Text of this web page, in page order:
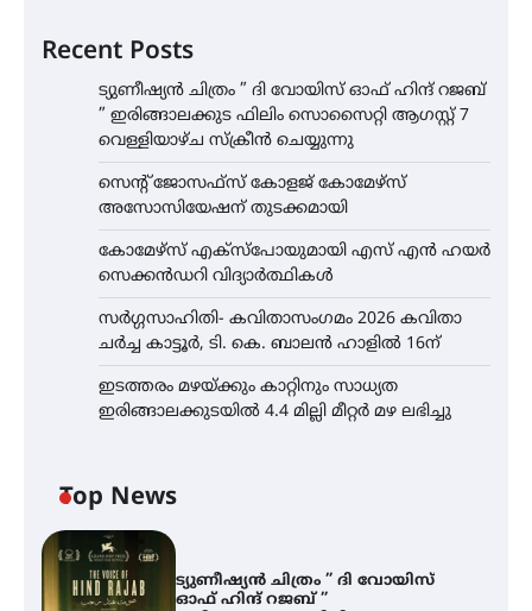
Recent Posts
ട്യുണീഷ്യൻ ചിത്രം ” ദി വോയിസ് ഓഫ് ഹിന്ദ് റജബ്
” ഇരിങ്ങാലക്കുട ഫിലിം സൊസൈറ്റി ആഗസ്റ്റ് 7
വെള്ളിയാഴ്ച സ്‌ക്രീൻ ചെയ്യുന്നു
സെന്റ് ജോസഫ്സ് കോളജ് കോമേഴ്‌സ്
അസോസിയേഷന് തുടക്കമായി
കോമേഴ്സ് എക്സ്പോയുമായി എസ് എൻ ഹയർ
സെക്കൻഡറി വിദ്യാർത്ഥികൾ
സർഗ്ഗസാഹിതി- കവിതാസംഗമം 2026 കവിതാ
ചർച്ച കാട്ടൂർ, ടി. കെ. ബാലൻ ഹാളിൽ 16ന്
ഇടത്തരം മഴയ്ക്കും കാറ്റിനും സാധ്യത
ഇരിങ്ങാലക്കുടയിൽ 4.4 മില്ലി മീറ്റർ മഴ ലഭിച്ചു
Top News
ട്യുണീഷ്യൻ ചിത്രം ” ദി വോയിസ്
ഓഫ് ഹിന്ദ് റജബ് ”